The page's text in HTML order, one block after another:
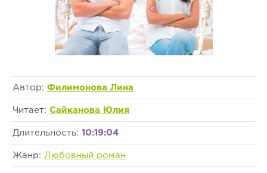
Автор: Филимонова Лина
Читает: Сайканова Юлия
Длительность: 10:19:04
Жанр: Любовный роман